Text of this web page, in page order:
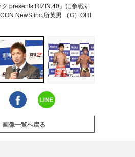
ク presents RIZIN.40』に参戦す
NewS inc.所英男 （C）ORI
画像一覧へ戻る